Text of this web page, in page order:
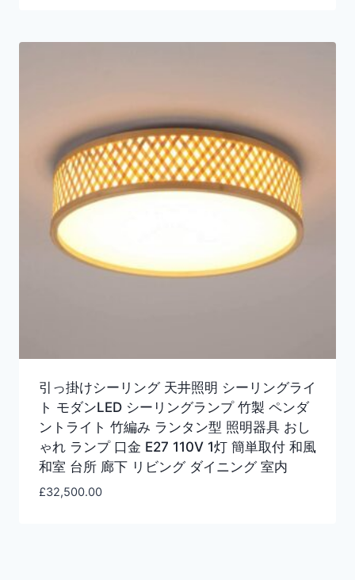
引っ掛けシーリング 天井照明 シーリングライ
ト モダンLED シーリングランプ 竹製 ペンダ
ントライト 竹編み ランタン型 照明器具 おし
ゃれ ランプ 口金 E27 110V 1灯 簡単取付 和風
和室 台所 廊下 リビング ダイニング 室内
£32,500.00